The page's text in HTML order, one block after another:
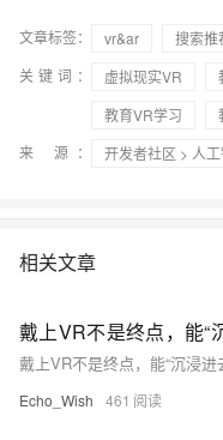
文章标签： vr&ar 搜索推
关键词：
虚拟现实VR
教育VR学习
来 源：
开发者社区 > 人
相关文章
Echo_Wish 461